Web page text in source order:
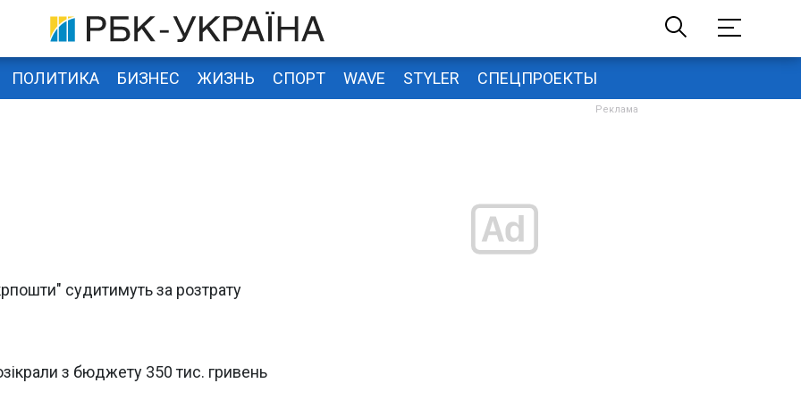
ПОЛИТИКА БИЗНЕС ЖИЗНЬ СПОРТ WAVE STYLER СПЕЦПРОЕКТЫ
судитимуть за розтрату
з бюджету 350 тис. гривень